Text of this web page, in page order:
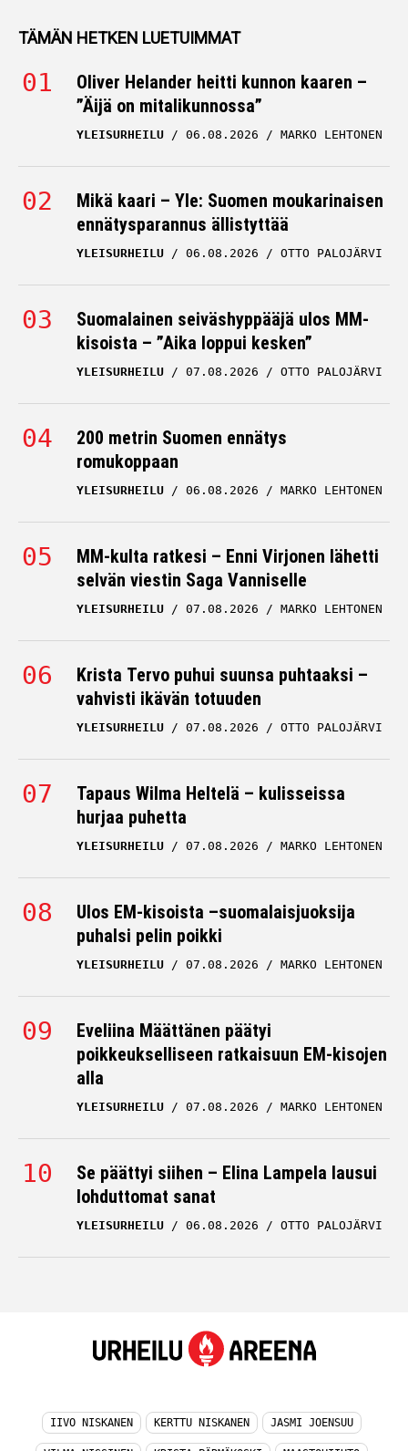
TÄMÄN HETKEN LUETUIMMAT
Oliver Helander heitti kunnon kaaren –
”Äijä on mitalikunnossa”
YLEISURHEILU 06.08.2026 MARKO LEHTONEN
Mikä kaari – Yle: Suomen moukarinaisen
ennätysparannus ällistyttää
YLEISURHEILU 06.08.2026 OTTO PALOJÄRVI
Suomalainen seiväshyppääjä ulos MM-
kisoista – ”Aika loppui kesken”
YLEISURHEILU 07.08.2026 OTTO PALOJÄRVI
200 metrin Suomen ennätys
romukoppaan
YLEISURHEILU 06.08.2026 MARKO LEHTONEN
MM-kulta ratkesi – Enni Virjonen lähetti
selvän viestin Saga Vanniselle
YLEISURHEILU 07.08.2026 MARKO LEHTONEN
Krista Tervo puhui suunsa puhtaaksi –
vahvisti ikävän totuuden
YLEISURHEILU 07.08.2026 OTTO PALOJÄRVI
Tapaus Wilma Heltelä – kulisseissa
hurjaa puhetta
YLEISURHEILU 07.08.2026 MARKO LEHTONEN
Ulos EM-kisoista –suomalaisjuoksija
puhalsi pelin poikki
YLEISURHEILU 07.08.2026 MARKO LEHTONEN
Eveliina Määttänen päätyi
poikkeukselliseen ratkaisuun EM-kisojen
alla
YLEISURHEILU 07.08.2026 MARKO LEHTONEN
Se päättyi siihen – Elina Lampela lausui
lohduttomat sanat
YLEISURHEILU 06.08.2026 OTTO PALOJÄRVI
IIVO NISKANEN KERTTU NISKANEN JASMI JOENSUU